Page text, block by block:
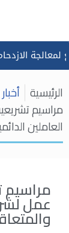
الازدحام في
الرئيسية
مراسيم
العاملين
عمل